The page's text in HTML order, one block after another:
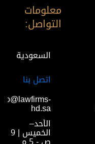
معلومات
التواصل:
السعودية
اتصل بنا
hd.sa
الأحد–
الخميس | 9